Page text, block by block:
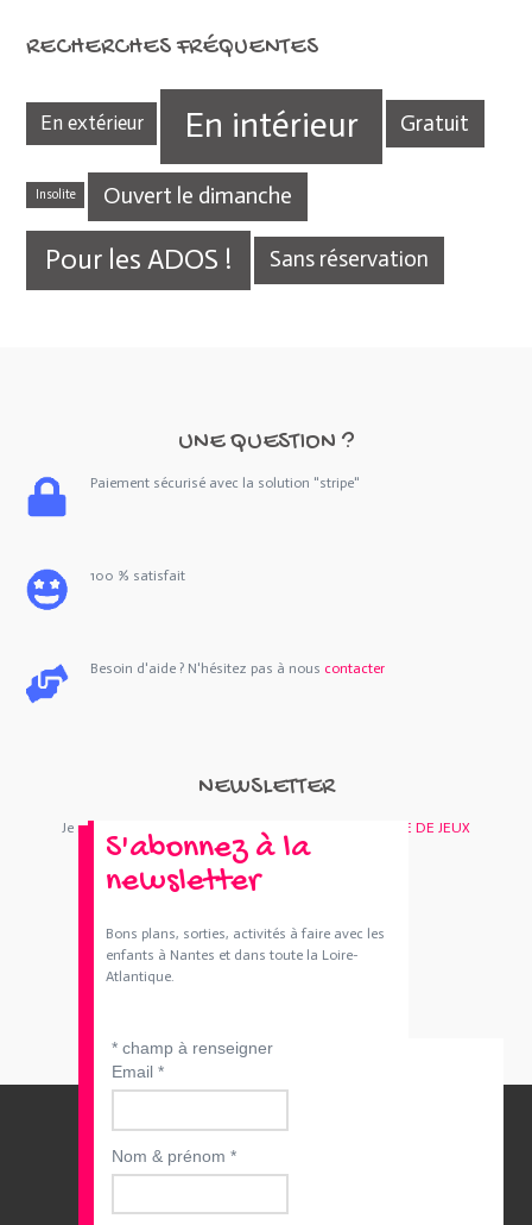
RECHERCHES FRÉQUENTES
En extérieur En intérieur Gratuit
Insolite Ouvert le dimanche
Pour les ADOS ! Sans réservation
UNE QUESTION ?
Paiement sécurisé avec la solution "stripe"
100 % satisfait
Besoin d'aide ? N'hésitez pas à nous contacter
NEWSLETTER
Je m'abonne : Newsletter SORTIES 44 BOUTIQUE DE JEUX
S'abonnez à la
newsletter
Bons plans, sorties, activités à faire avec les
enfants à Nantes et dans toute la Loire-
Atlantique.
* champ à renseigner
Email *
Nom & prénom *